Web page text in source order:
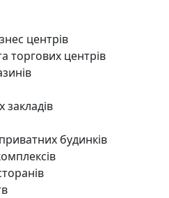
центрів
торгових центрів
будинків